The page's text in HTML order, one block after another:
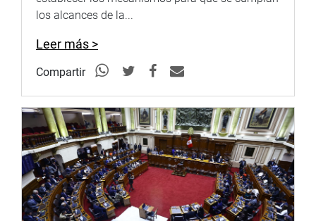
los alcances de la...
Leer más >
Compartir